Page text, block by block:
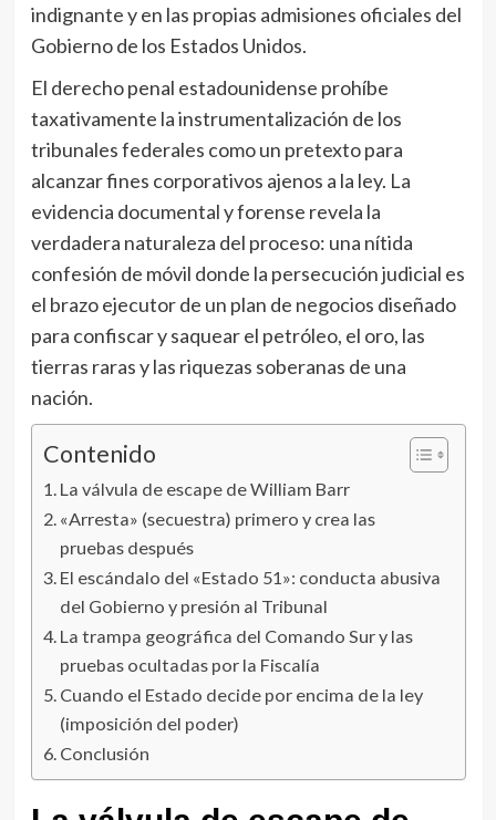
indignante y en las propias admisiones oficiales del
Gobierno de los Estados Unidos.
El derecho penal estadounidense prohíbe
taxativamente la instrumentalización de los
tribunales federales como un pretexto para
alcanzar fines corporativos ajenos a la ley. La
evidencia documental y forense revela la
verdadera naturaleza del proceso: una nítida
confesión de móvil donde la persecución judicial es
el brazo ejecutor de un plan de negocios diseñado
para confiscar y saquear el petróleo, el oro, las
tierras raras y las riquezas soberanas de una
nación.
Contenido
La válvula de escape de William Barr
«Arresta» (secuestra) primero y crea las
pruebas después
El escándalo del «Estado 51»: conducta abusiva
del Gobierno y presión al Tribunal
La trampa geográfica del Comando Sur y las
pruebas ocultadas por la Fiscalía
Cuando el Estado decide por encima de la ley
(imposición del poder)
Conclusión